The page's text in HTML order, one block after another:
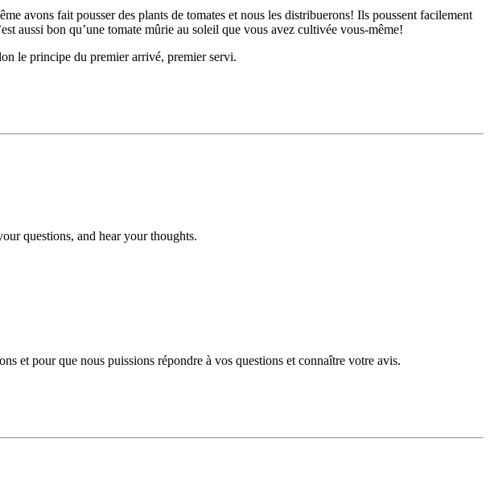
avons fait pousser des plants de tomates et nous les distribuerons! Ils poussent facilement
aussi bon qu’une tomate mûrie au soleil que vous avez cultivée vous-même!
le principe du premier arrivé, premier servi.
questions, and hear your thoughts.
et pour que nous puissions répondre à vos questions et connaître votre avis.